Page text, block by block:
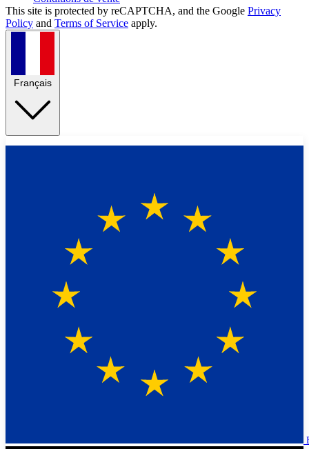
This site is protected by reCAPTCHA, and the Google Privacy
Policy and Terms of Service apply.
Français